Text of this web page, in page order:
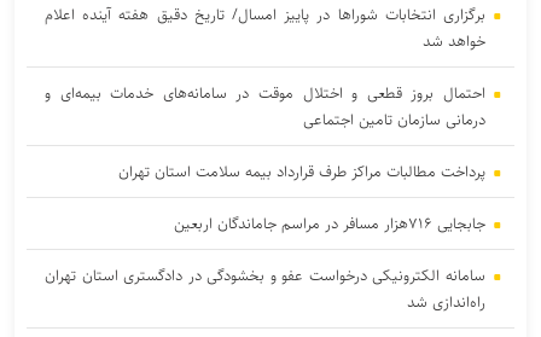
برگزاری انتخابات شوراها در پاییز امسال/ تاریخ دقیق هفته آینده اعلام
خواهد شد
احتمال بروز قطعی و اختلال موقت در سامانه‌های خدمات بیمه‌ای و
درمانی سازمان تامین اجتماعی
پرداخت مطالبات مراکز طرف قرارداد بیمه سلامت استان تهران
جابجایی ۷۱۶هزار مسافر در مراسم جاماندگان اربعین
سامانه الکترونیکی درخواست عفو و بخشودگی در دادگستری استان تهران
راه‌اندازی شد